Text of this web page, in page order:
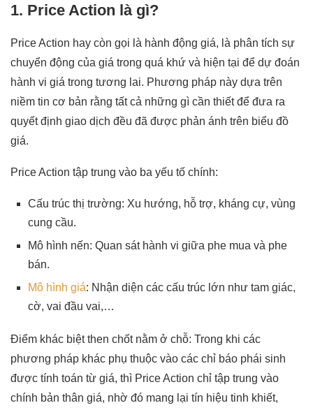
1. Price Action là gì?
Price Action hay còn gọi là hành động giá, là phân tích sự
chuyển động của giá trong quá khứ và hiện tại để dự đoán
hành vi giá trong tương lai. Phương pháp này dựa trên
niềm tin cơ bản rằng tất cả những gì cần thiết để đưa ra
quyết định giao dịch đều đã được phản ánh trên biểu đồ
giá.
Price Action tập trung vào ba yếu tố chính:
Cấu trúc thị trường: Xu hướng, hỗ trợ, kháng cự, vùng
cung cầu.
Mô hình nến: Quan sát hành vi giữa phe mua và phe
bán.
Mô hình giá: Nhận diện các cấu trúc lớn như tam giác,
cờ, vai đầu vai,…
Điểm khác biệt then chốt nằm ở chỗ: Trong khi các
phương pháp khác phụ thuộc vào các chỉ báo phái sinh
được tính toán từ giá, thì Price Action chỉ tập trung vào
chính bản thân giá, nhờ đó mang lại tín hiệu tinh khiết,